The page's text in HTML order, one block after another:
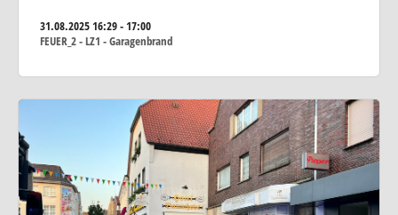
31.08.202516:29 - 17:00
FEUER_2 - LZ1 - Garagenbrand